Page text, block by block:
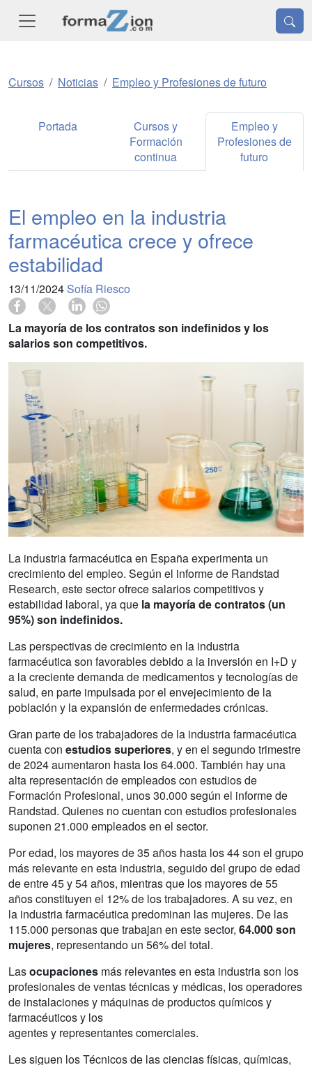
Cursos Noticias Empleo y Profesiones de futuro
Portada
Cursos y
Formación
continua
Empleo y
Profesiones de
futuro
El empleo en la industria
farmacéutica crece y ofrece
estabilidad
13/11/2024 Sofía Riesco
La mayoría de los contratos son indefinidos y los
salarios son competitivos.
La industria farmacéutica en España experimenta un
crecimiento del empleo. Según el informe de Randstad
Research, este sector ofrece salarios competitivos y
estabilidad laboral, ya que la mayoría de contratos (un
95%) son indefinidos.
Las perspectivas de crecimiento en la industria
farmacéutica son favorables debido a la inversión en I+D y
a la creciente demanda de medicamentos y tecnologías de
salud, en parte impulsada por el envejecimiento de la
población y la expansión de enfermedades crónicas.
Gran parte de los trabajadores de la industria farmacéutica
cuenta con estudios superiores, y en el segundo trimestre
de 2024 aumentaron hasta los 64.000. También hay una
alta representación de empleados con estudios de
Formación Profesional, unos 30.000 según el informe de
Randstad. Quienes no cuentan con estudios profesionales
suponen 21.000 empleados en el sector.
Por edad, los mayores de 35 años hasta los 44 son el grupo
más relevante en esta industria, seguido del grupo de edad
de entre 45 y 54 años, mientras que los mayores de 55
años constituyen el 12% de los trabajadores. A su vez, en
la industria farmacéutica predominan las mujeres. De las
115.000 personas que trabajan en este sector, 64.000 son
mujeres, representando un 56% del total.
Lasocupaciones más relevantes en esta industria son los
profesionales de ventas técnicas y médicas, los operadores
de instalaciones y máquinas de productos químicos y
farmacéuticos y los
agentes y representantes comerciales.
Les siguen los Técnicos de las ciencias físicas, químicas,